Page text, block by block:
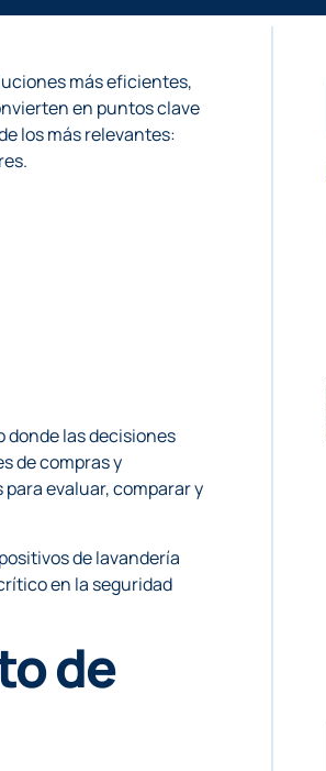
más eficientes,
en puntos clave
los más relevantes:
donde las decisiones
de compras y
evaluar, comparar y
de lavandería
en la seguridad
de